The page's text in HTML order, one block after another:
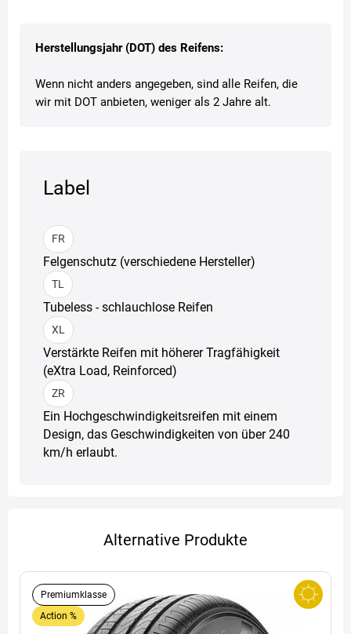
Herstellungsjahr (DOT) des Reifens:
Wenn nicht anders angegeben, sind alle Reifen, die
wir mit DOT anbieten, weniger als 2 Jahre alt.
Label
FR
Felgenschutz (verschiedene Hersteller)
TL
Tubeless - schlauchlose Reifen
XL
Verstärkte Reifen mit höherer Tragfähigkeit
(eXtra Load, Reinforced)
ZR
Ein Hochgeschwindigkeitsreifen mit einem
Design, das Geschwindigkeiten von über 240
km/h erlaubt.
Alternative Produkte
Premiumklasse
Action %